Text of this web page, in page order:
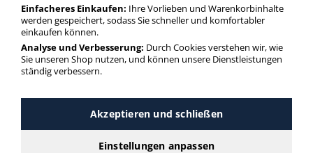
Startseite »
Druckerpatronen Original PFI-1000C
Druckerpatronen Original
PFI-1000C > Modellnummer
PFI-1000C
Einfacheres Einkaufen: Ihre Vorlieben und Warenkorbinhalte
werden gespeichert, sodass Sie schneller und komfortabler
einkaufen können.
Analyse und Verbesserung: Durch Cookies verstehen wir, wie
Sie unseren Shop nutzen, und können unsere Dienstleistungen
ständig verbessern.
Akzeptieren und schließen
Einstellungen anpassen